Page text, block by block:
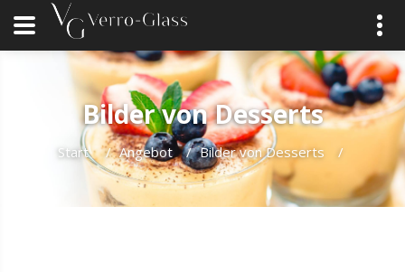
Bilder von Desserts
Start / Angebot / Bilder von Desserts /